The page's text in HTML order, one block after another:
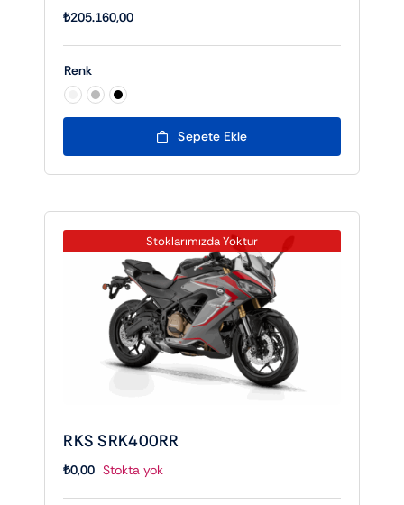
₺205.160,00
Renk
Sepete Ekle
Stoklarımızda Yoktur
RKS SRK400RR
₺0,00 Stokta yok